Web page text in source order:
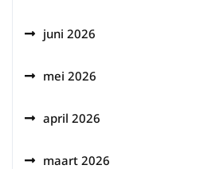
juni 2026
mei 2026
april 2026
maart 2026